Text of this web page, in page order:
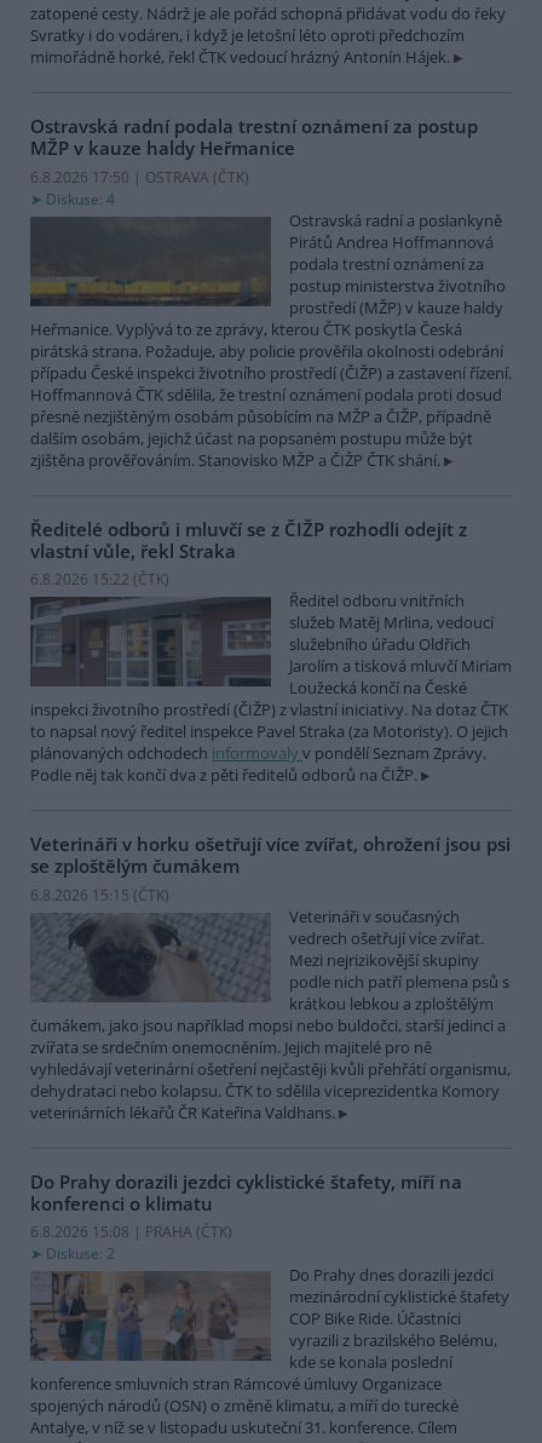
zatopené cesty. Nádrž je ale pořád schopná přidávat vodu do řeky
Svratky i do vodáren, i když je letošní léto oproti předchozím
mimořádně horké, řekl ČTK vedoucí hrázný Antonín Hájek.
Ostravská radní podala trestní oznámení za postup
MŽP v kauze haldy Heřmanice
6.8.2026 17:50 | OSTRAVA (ČTK)
Diskuse: 4
Ostravská radní a poslankyně
Pirátů Andrea Hoffmannová
podala trestní oznámení za
postup ministerstva životního
prostředí (MŽP) v kauze haldy
Heřmanice. Vyplývá to ze zprávy, kterou ČTK poskytla Česká
pirátská strana. Požaduje, aby policie prověřila okolnosti odebrání
případu České inspekci životního prostředí (ČIŽP) a zastavení řízení.
Hoffmannová ČTK sdělila, že trestní oznámení podala proti dosud
přesně nezjištěným osobám působícím na MŽP a ČIŽP, případně
dalším osobám, jejichž účast na popsaném postupu může být
zjištěna prověřováním. Stanovisko MŽP a ČIŽP ČTK shání.
Ředitelé odborů i mluvčí se z ČIŽP rozhodli odejít z
vlastní vůle, řekl Straka
6.8.2026 15:22 (ČTK)
Ředitel odboru vnitřních
služeb Matěj Mrlina, vedoucí
služebního úřadu Oldřich
Jarolím a tisková mluvčí Miriam
Loužecká končí na České
inspekci životního prostředí (ČIŽP) z vlastní iniciativy. Na dotaz ČTK
to napsal nový ředitel inspekce Pavel Straka (za Motoristy). O jejich
plánovaných odchodech informovaly v pondělí Seznam Zprávy.
Podle něj tak končí dva z pěti ředitelů odborů na ČIŽP.
Veterináři v horku ošetřují více zvířat, ohrožení jsou psi
se zploštělým čumákem
6.8.2026 15:15 (ČTK)
Veterináři v současných
vedrech ošetřují více zvířat.
Mezi nejrizikovější skupiny
podle nich patří plemena psů s
krátkou lebkou a zploštělým
čumákem, jako jsou například mopsi nebo buldočci, starší jedinci a
zvířata se srdečním onemocněním. Jejich majitelé pro ně
vyhledávají veterinární ošetření nejčastěji kvůli přehřátí organismu,
dehydrataci nebo kolapsu. ČTK to sdělila viceprezidentka Komory
veterinárních lékařů ČR Kateřina Valdhans.
Do Prahy dorazili jezdci cyklistické štafety, míří na
konferenci o klimatu
6.8.2026 15:08 | PRAHA (ČTK)
Diskuse: 2
Do Prahy dnes dorazili jezdci
mezinárodní cyklistické štafety
COP Bike Ride. Účastníci
vyrazili z brazilského Belému,
kde se konala poslední
konference smluvních stran Rámcové úmluvy Organizace
spojených národů (OSN) o změně klimatu, a míří do turecké
Antalye, v níž se v listopadu uskuteční 31. konference. Cílem